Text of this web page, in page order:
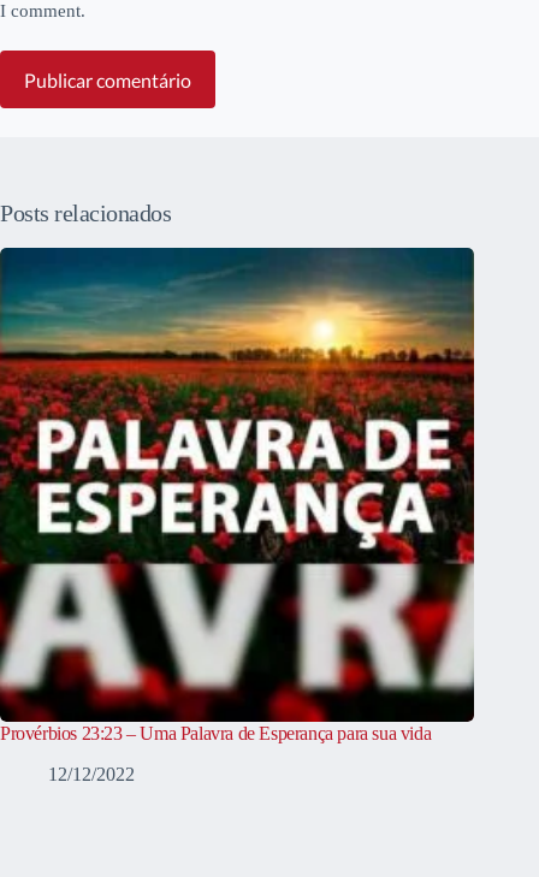
I comment.
Publicar comentário
Posts relacionados
Provérbios 23:23 – Uma Palavra de Esperança para sua vida
12/12/2022